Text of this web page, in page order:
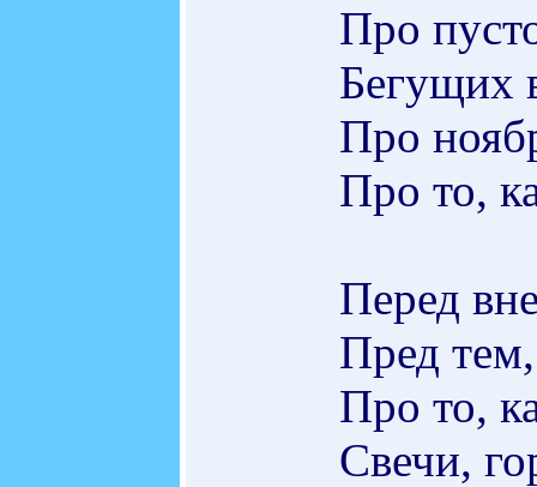
Про
Бегущих
Про
Про то,
Перед
Пред
Про то,
Свечи,